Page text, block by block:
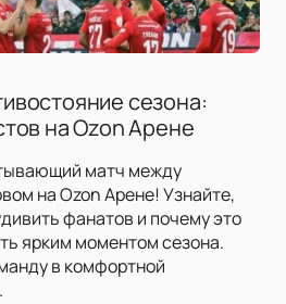
сезона:
на Ozon Арене
матч между
на Ozon Арене! Узнайте,
фанатов и почему это
ярким моментом сезона.
в комфортной